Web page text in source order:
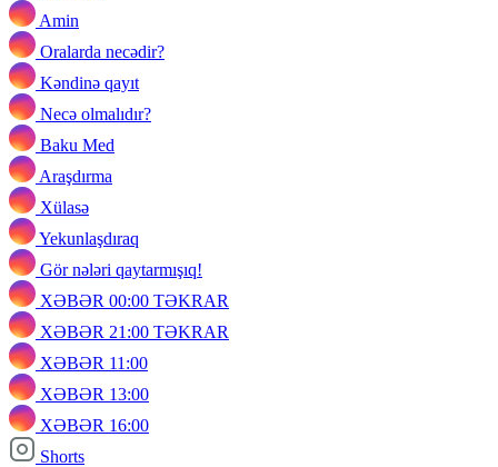
Amin
Oralarda necədir?
Kəndinə qayıt
Necə olmalıdır?
Baku Med
Araşdırma
Xülasə
Yekunlaşdıraq
Gör nələri qaytarmışıq!
XƏBƏR 00:00 TƏKRAR
XƏBƏR 21:00 TƏKRAR
XƏBƏR 11:00
XƏBƏR 13:00
XƏBƏR 16:00
Shorts